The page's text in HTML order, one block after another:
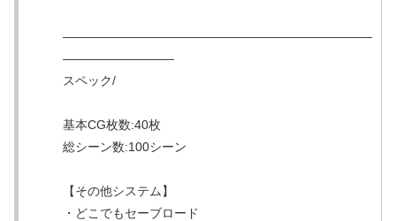
―――――――――――――――――――――――――
―――――――――
スペック/
基本CG枚数:40枚
総シーン数:100シーン
【その他システム】
・どこでもセーブロード